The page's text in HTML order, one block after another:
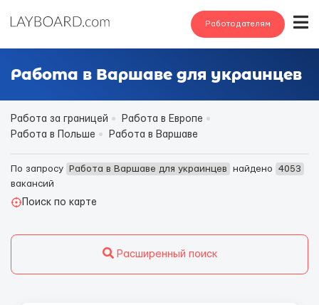
Работодателям
Работа в Варшаве для украинцев
Работа за границей
Работа в Европе
Работа в Польше
Работа в Варшаве
По запросу Работа в Варшаве для украинцев найдено
4053
вакансий
Поиск по карте
Расширенный поиск